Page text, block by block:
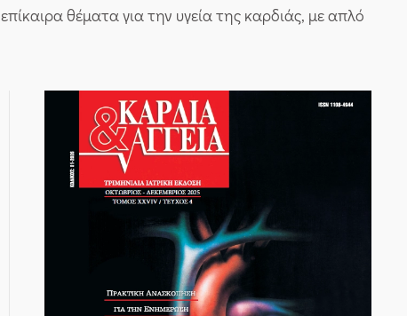
θέματα για την υγεία της καρδιάς, με απλό